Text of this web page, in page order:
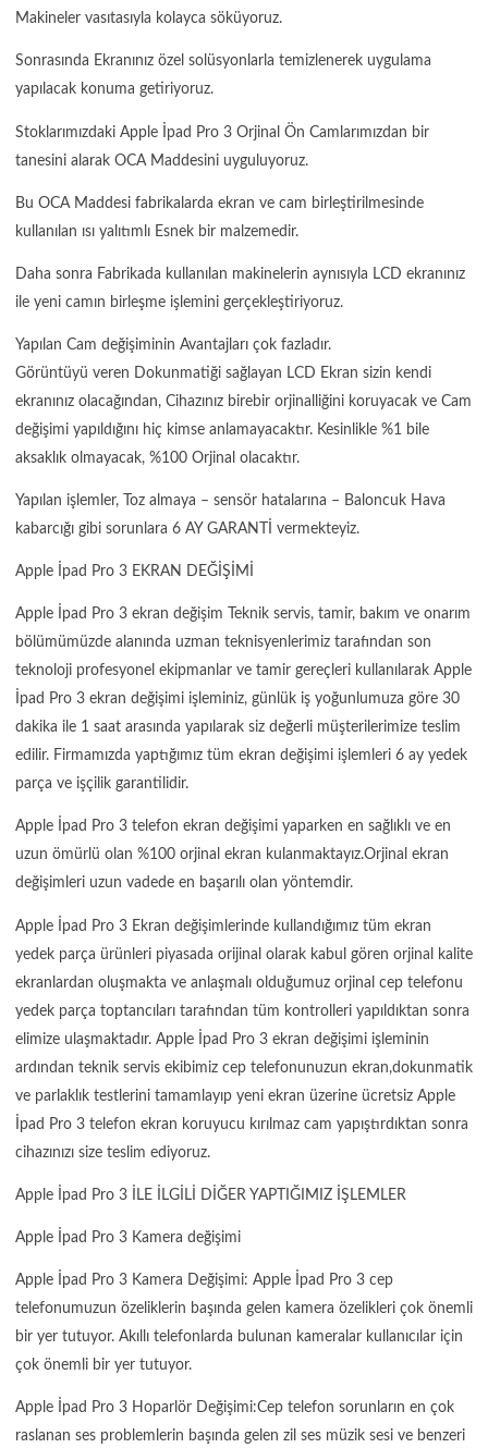
Makineler vasıtasıyla kolayca söküyoruz.
Sonrasında Ekranınız özel solüsyonlarla temizlenerek uygulama
yapılacak konuma getiriyoruz.
Stoklarımızdaki Apple İpad Pro 3 Orjinal Ön Camlarımızdan bir
tanesini alarak OCA Maddesini uyguluyoruz.
Bu OCA Maddesi fabrikalarda ekran ve cam birleştirilmesinde
kullanılan ısı yalıtımlı Esnek bir malzemedir.
Daha sonra Fabrikada kullanılan makinelerin aynısıyla LCD ekranınız
ile yeni camın birleşme işlemini gerçekleştiriyoruz.
Yapılan Cam değişiminin Avantajları çok fazladır.
Görüntüyü veren Dokunmatiği sağlayan LCD Ekran sizin kendi
ekranınız olacağından, Cihazınız birebir orjinalliğini koruyacak ve Cam
değişimi yapıldığını hiç kimse anlamayacaktır. Kesinlikle %1 bile
aksaklık olmayacak, %100 Orjinal olacaktır.
Yapılan işlemler, Toz almaya – sensör hatalarına – Baloncuk Hava
kabarcığı gibi sorunlara 6 AY GARANTİ vermekteyiz.
Apple İpad Pro 3 EKRAN DEĞİŞİMİ
Apple İpad Pro 3 ekran değişim Teknik servis, tamir, bakım ve onarım
bölümümüzde alanında uzman teknisyenlerimiz tarafından son
teknoloji profesyonel ekipmanlar ve tamir gereçleri kullanılarak Apple
İpad Pro 3 ekran değişimi işleminiz, günlük iş yoğunlumuza göre 30
dakika ile 1 saat arasında yapılarak siz değerli müşterilerimize teslim
edilir. Firmamızda yaptığımız tüm ekran değişimi işlemleri 6 ay yedek
parça ve işçilik garantilidir.
Apple İpad Pro 3 telefon ekran değişimi yaparken en sağlıklı ve en
uzun ömürlü olan %100 orjinal ekran kulanmaktayız.Orjinal ekran
değişimleri uzun vadede en başarılı olan yöntemdir.
Apple İpad Pro 3 Ekran değişimlerinde kullandığımız tüm ekran
yedek parça ürünleri piyasada orijinal olarak kabul gören orjinal kalite
ekranlardan oluşmakta ve anlaşmalı olduğumuz orjinal cep telefonu
yedek parça toptancıları tarafından tüm kontrolleri yapıldıktan sonra
elimize ulaşmaktadır. Apple İpad Pro 3 ekran değişimi işleminin
ardından teknik servis ekibimiz cep telefonunuzun ekran,dokunmatik
ve parlaklık testlerini tamamlayıp yeni ekran üzerine ücretsiz Apple
İpad Pro 3 telefon ekran koruyucu kırılmaz cam yapıştırdıktan sonra
cihazınızı size teslim ediyoruz.
Apple İpad Pro 3 İLE İLGİLİ DİĞER YAPTIĞIMIZ İŞLEMLER
Apple İpad Pro 3 Kamera değişimi
Apple İpad Pro 3 Kamera Değişimi: Apple İpad Pro 3 cep
telefonumuzun özeliklerin başında gelen kamera özelikleri çok önemli
bir yer tutuyor. Akıllı telefonlarda bulunan kameralar kullanıcılar için
çok önemli bir yer tutuyor.
Apple İpad Pro 3 Hoparlör Değişimi:Cep telefon sorunların en çok
raslanan ses problemlerin başında gelen zil ses müzik sesi ve benzeri